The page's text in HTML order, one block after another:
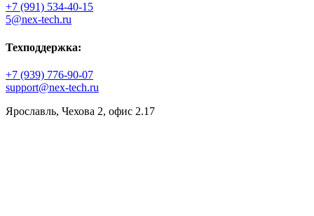
+7 (991) 534-40-15
5@nex-tech.ru
Техподдержка:
+7 (939) 776-90-07
support@nex-tech.ru
Ярославль, Чехова 2, офис 2.17